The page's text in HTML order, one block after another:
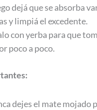
dejá que se absorba
y limpiá el excedente.
con yerba para que
poco a poco.
dejes el mate mojado